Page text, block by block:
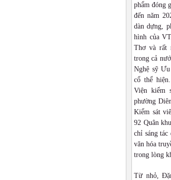
phẩm đóng
đến năm
dàn dựng,
hình của
Thơ và rất
trong cả
Nghệ sỹ
cổ thể
Viện kiểm
phường
Kiểm sát
92 Quân
chỉ sáng
văn hóa
trong lòng
Từ nhỏ,